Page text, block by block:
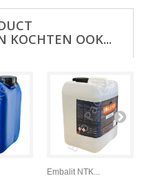
KOCHTEN OOK...
Embalit NTK...